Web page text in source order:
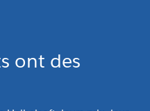
ont des